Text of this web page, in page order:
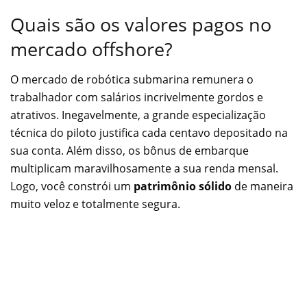
Quais são os valores pagos no
mercado offshore?
O mercado de robótica submarina remunera o
trabalhador com salários incrivelmente gordos e
atrativos. Inegavelmente, a grande especialização
técnica do piloto justifica cada centavo depositado na
sua conta. Além disso, os bônus de embarque
multiplicam maravilhosamente a sua renda mensal.
Logo, você constrói um patrimônio sólido de maneira
muito veloz e totalmente segura.